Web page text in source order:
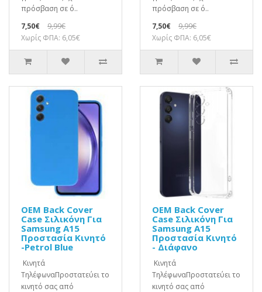
πρόσβαση σε ό..
7,50€
9,99€
Χωρίς ΦΠΑ: 6,05€
πρόσβαση σε ό..
7,50€
9,99€
Χωρίς ΦΠΑ: 6,05€
OEM Back Cover
Case Σιλικόνη Για
Samsung A15
Προστασία Κινητό
-Petrol Blue
Κινητά
ΤηλέφωναΠροστατεύει το
κινητό σας από
OEM Back Cover
Case Σιλικόνη Για
Samsung A15
Προστασία Κινητό
- Διάφανο
Κινητά
ΤηλέφωναΠροστατεύει το
κινητό σας από